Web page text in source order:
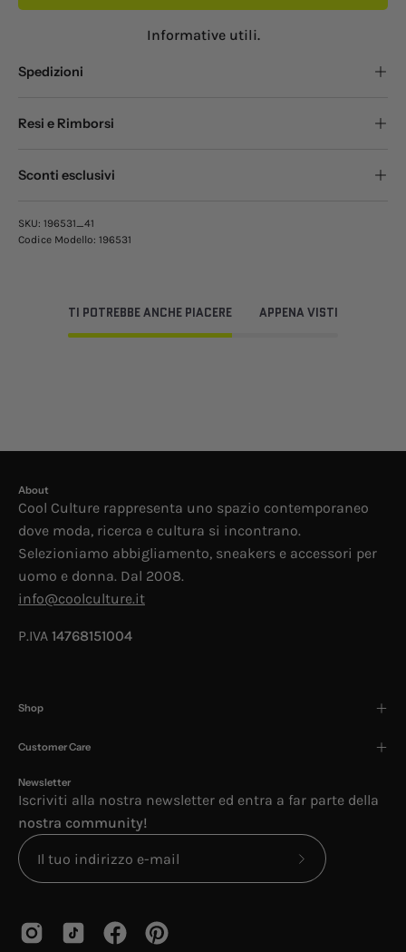
Informative utili.
Spedizioni
Resi e Rimborsi
Sconti esclusivi
SKU: 196531_41
Codice Modello: 196531
TI POTREBBE ANCHE PIACERE APPENA VISTI
About
Cool Culture rappresenta uno spazio contemporaneo
dove moda, ricerca e cultura si incontrano.
Selezioniamo abbigliamento, sneakers e accessori per
uomo e donna. Dal 2008.
info@coolculture.it
P.IVA 14768151004
Shop
Customer Care
Newsletter
Iscriviti alla nostra newsletter ed entra a far parte della
nostra community!
Iscriviti